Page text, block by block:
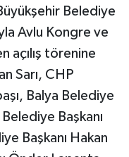
Belediye
Avlu Kongre ve
açılış törenine
Sarı, CHP
Balya Belediye
Başkanı
Başkanı Hakan